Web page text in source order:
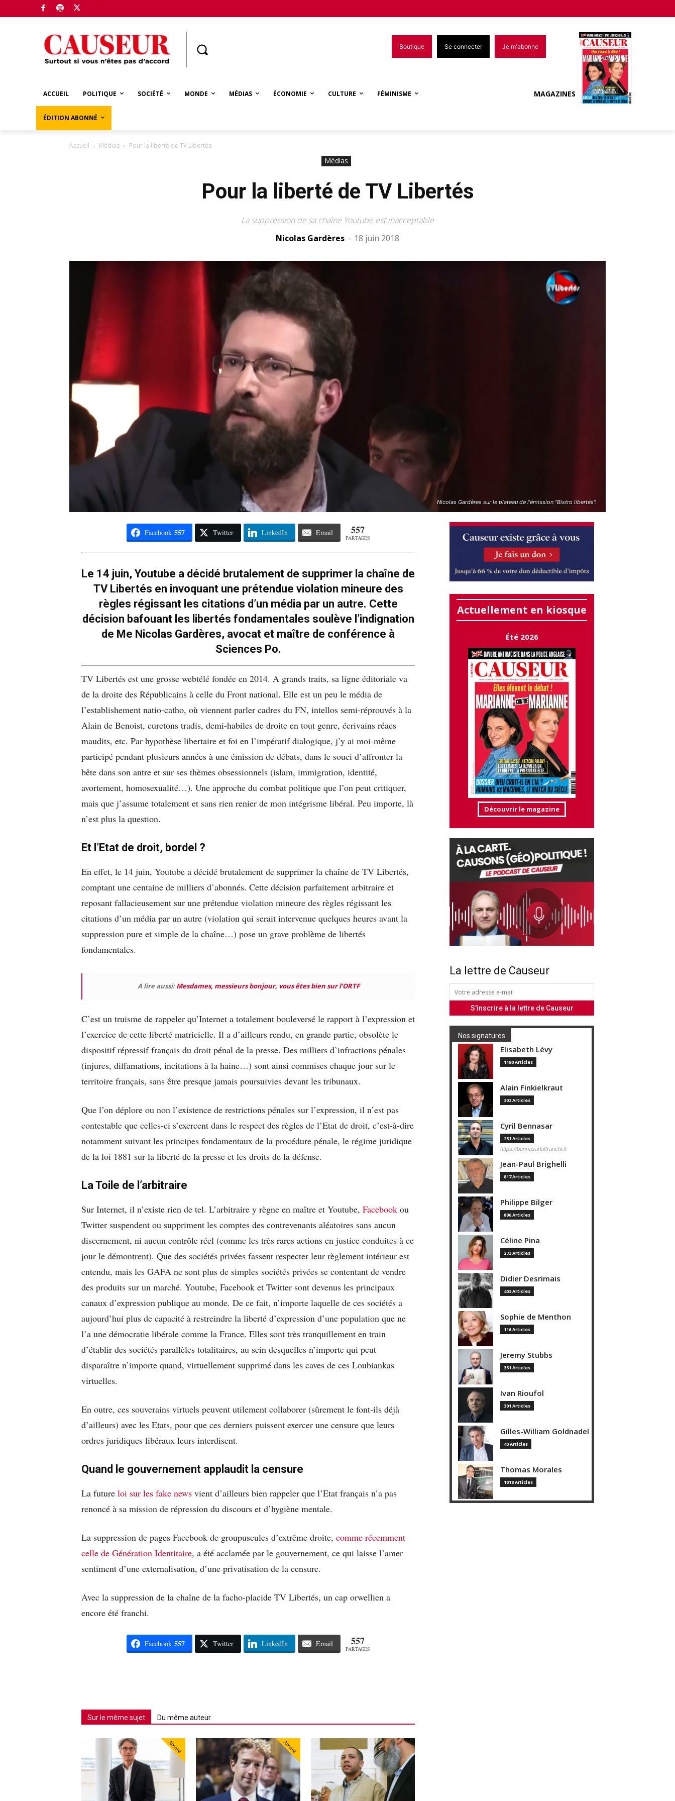
Boutique Se connecter Je m'abonne
ACCUEIL POLITIQUE SOCIÉTÉ MONDE MÉDIAS ÉCONOMIE CULTURE FÉMINISME
ÉDITION ABONNÉ
MAGAZINES
Accueil Médias Pour la liberté de TV Libertés
Médias
Pour la liberté de TV Libertés
La suppression de sa chaîne Youtube est inacceptable
Nicolas Gardères - 18 juin 2018
Nicolas Gardères sur le plateau de l'émission "Bistro libertés".
Facebook 557 Twitter LinkedIn Email 557
PARTAGES
Le 14 juin, Youtube a décidé brutalement de supprimer la chaîne de
TV Libertés en invoquant une prétendue violation mineure des
règles régissant les citations d’un média par un autre. Cette
décision bafouant les libertés fondamentales soulève l’indignation
de Me Nicolas Gardères, avocat et maître de conférence à
Sciences Po.
TV Libertés est une grosse webtélé fondée en 2014. A grands traits, sa ligne éditoriale va
de la droite des Républicains à celle du Front national. Elle est un peu le média de
l’establishement natio-catho, où viennent parler cadres du FN, intellos semi-réprouvés à la
Alain de Benoist, curetons tradis, demi-habiles de droite en tout genre, écrivains réacs
maudits, etc. Par hypothèse libertaire et foi en l’impératif dialogique, j’y ai moi-même
participé pendant plusieurs années à une émission de débats, dans le souci d’affronter la
bête dans son antre et sur ses thèmes obsessionnels (islam, immigration, identité,
avortement, homosexualité…). Une approche du combat politique que l’on peut critiquer,
mais que j’assume totalement et sans rien renier de mon intégrisme libéral. Peu importe, là
n’est plus la question.
Et l’Etat de droit, bordel ?
En effet, le 14 juin, Youtube a décidé brutalement de supprimer la chaîne de TV Libertés,
comptant une centaine de milliers d’abonnés. Cette décision parfaitement arbitraire et
reposant fallacieusement sur une prétendue violation mineure des règles régissant les
citations d’un média par un autre (violation qui serait intervenue quelques heures avant la
suppression pure et simple de la chaîne…) pose un grave problème de libertés
fondamentales.
A lire aussi:Mesdames, messieurs bonjour, vous êtes bien sur l’ORTF
C’est un truisme de rappeler qu’Internet a totalement bouleversé le rapport à l’expression et
l’exercice de cette liberté matricielle. Il a d’ailleurs rendu, en grande partie, obsolète le
dispositif répressif français du droit pénal de la presse. Des milliers d’infractions pénales
(injures, diffamations, incitations à la haine…) sont ainsi commises chaque jour sur le
territoire français, sans être presque jamais poursuivies devant les tribunaux.
Que l’on déplore ou non l’existence de restrictions pénales sur l’expression, il n’est pas
contestable que celles-ci s’exercent dans le respect des règles de l’Etat de droit, c’est-à-dire
notamment suivant les principes fondamentaux de la procédure pénale, le régime juridique
de la loi 1881 sur la liberté de la presse et les droits de la défense.
La Toile de l’arbitraire
Sur Internet, il n’existe rien de tel. L’arbitraire y règne en maître et Youtube, Facebook ou
Twitter suspendent ou suppriment les comptes des contrevenants aléatoires sans aucun
discernement, ni aucun contrôle réel (comme les très rares actions en justice conduites à ce
jour le démontrent). Que des sociétés privées fassent respecter leur règlement intérieur est
entendu, mais les GAFA ne sont plus de simples sociétés privées se contentant de vendre
des produits sur un marché. Youtube, Facebook et Twitter sont devenus les principaux
canaux d’expression publique au monde. De ce fait, n’importe laquelle de ces sociétés a
aujourd’hui plus de capacité à restreindre la liberté d’expression d’une population que ne
l’a une démocratie libérale comme la France. Elles sont très tranquillement en train
d’établir des sociétés parallèles totalitaires, au sein desquelles n’importe qui peut
disparaître n’importe quand, virtuellement supprimé dans les caves de ces Loubiankas
virtuelles.
En outre, ces souverains virtuels peuvent utilement collaborer (sûrement le font-ils déjà
d’ailleurs) avec les Etats, pour que ces derniers puissent exercer une censure que leurs
ordres juridiques libéraux leurs interdisent.
Quand le gouvernement applaudit la censure
La future loi sur les fake news vient d’ailleurs bien rappeler que l’Etat français n’a pas
renoncé à sa mission de répression du discours et d’hygiène mentale.
La suppression de pages Facebook de groupuscules d’extrême droite, comme récemment
celle de Génération Identitaire, a été acclamée par le gouvernement, ce qui laisse l’amer
sentiment d’une externalisation, d’une privatisation de la censure.
Avec la suppression de la chaîne de la facho-placide TV Libertés, un cap orwellien a
encore été franchi.
Facebook 557 Twitter LinkedIn Email 557
PARTAGES
Sur le même sujet Du même auteur
Abonné Abonné
Actuellement en kiosque
Été 2026
Découvrir le magazine
La lettre de Causeur
Nos signatures
Elisabeth Lévy
1190 Articles
Alain Finkielkraut
202 Articles
Cyril Bennasar
231 Articles
https://bennasarlaffranchi.fr
Jean-Paul Brighelli
817 Articles
Philippe Bilger
806 Articles
Céline Pina
273 Articles
Didier Desrimais
403 Articles
Sophie de Menthon
116 Articles
Jeremy Stubbs
351 Articles
Ivan Rioufol
301 Articles
Gilles-William Goldnadel
40 Articles
Thomas Morales
1018 Articles